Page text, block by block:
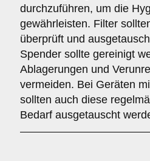
durchzuführen, um die
gewährleisten. Filter
überprüft und
Spender sollte gereinigt
Ablagerungen und
vermeiden. Bei Geräten
sollten auch diese
Bedarf ausgetauscht